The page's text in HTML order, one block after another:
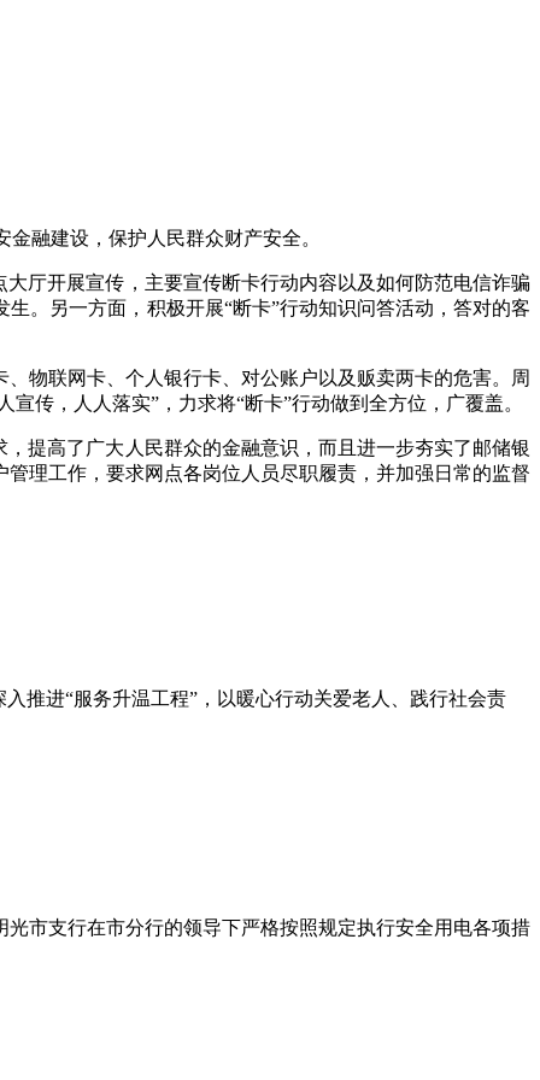
融建设，保护人民群众财产安全。
厅开展宣传，主要宣传断卡行动内容以及如何防范电信诈骗
。另一方面，积极开展“断卡”行动知识问答活动，答对的客
物联网卡、个人银行卡、对公账户以及贩卖两卡的危害。周
传，人人落实”，力求将“断卡”行动做到全方位，广覆盖。
提高了广大人民群众的金融意识，而且进一步夯实了邮储银
理工作，要求网点各岗位人员尽职履责，并加强日常的监督
推进“服务升温工程”，以暖心行动关爱老人、践行社会责
市支行在市分行的领导下严格按照规定执行安全用电各项措